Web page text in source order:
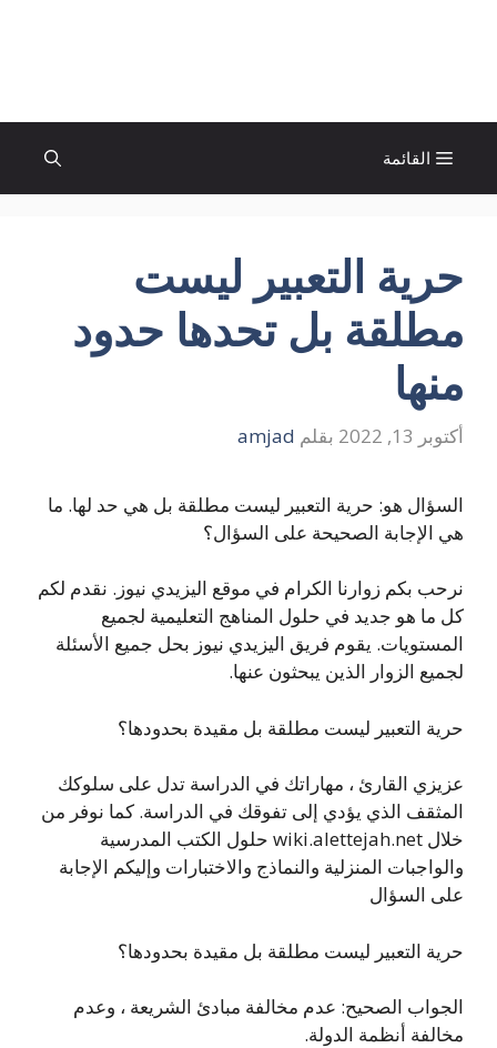
القائمة
حرية التعبير ليست
مطلقة بل تحدها حدود
منها
أكتوبر 13, 2022 بقلم amjad
السؤال هو: حرية التعبير ليست مطلقة بل هي حد لها. ما
هي الإجابة الصحيحة على السؤال؟
نرحب بكم زوارنا الكرام في موقع اليزيدي نيوز. نقدم لكم
كل ما هو جديد في حلول المناهج التعليمية لجميع
المستويات. يقوم فريق اليزيدي نيوز بحل جميع الأسئلة
لجميع الزوار الذين يبحثون عنها.
حرية التعبير ليست مطلقة بل مقيدة بحدودها؟
عزيزي القارئ ، مهاراتك في الدراسة تدل على سلوكك
المثقف الذي يؤدي إلى تفوقك في الدراسة. كما نوفر من
خلال wiki.alettejah.net حلول الكتب المدرسية
والواجبات المنزلية والنماذج والاختبارات وإليكم الإجابة
على السؤال
حرية التعبير ليست مطلقة بل مقيدة بحدودها؟
الجواب الصحيح: عدم مخالفة مبادئ الشريعة ، وعدم
مخالفة أنظمة الدولة.